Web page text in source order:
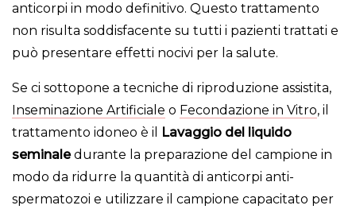
anticorpi in modo definitivo. Questo trattamento
non risulta soddisfacente su tutti i pazienti trattati e
può presentare effetti nocivi per la salute.
Se ci sottopone a tecniche di riproduzione assistita,
Inseminazione Artificiale o Fecondazione in Vitro, il
trattamento idoneo è il
Lavaggio del liquido
seminaledurante la preparazione del campione in
modo da ridurre la quantità di anticorpi anti-
spermatozoi e utilizzare il campione capacitato per